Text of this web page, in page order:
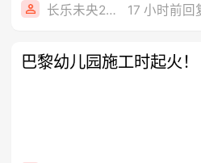
长乐未央2015 17 小时前回
巴黎幼儿园施工时起火！